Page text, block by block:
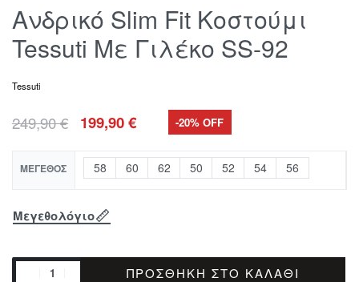
Ανδρικό Slim Fit Κοστούμι
Tessuti Με Γιλέκο SS-92
Tessuti
249,90€ 199,90€ -20% OFF
ΜΈΓΕΘΟΣ 58 60 62 50 52 54 56
Μεγεθολόγιο
ΠΡΟΣΘΉΚΗ ΣΤΟ ΚΑΛΆΘΙ